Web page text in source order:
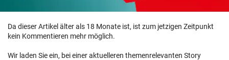
Da dieser Artikel älter als 18 Monate ist, ist zum jetzigen Zeitpunkt
kein Kommentieren mehr möglich.
Wir laden Sie ein, bei einer aktuelleren themenrelevanten Story